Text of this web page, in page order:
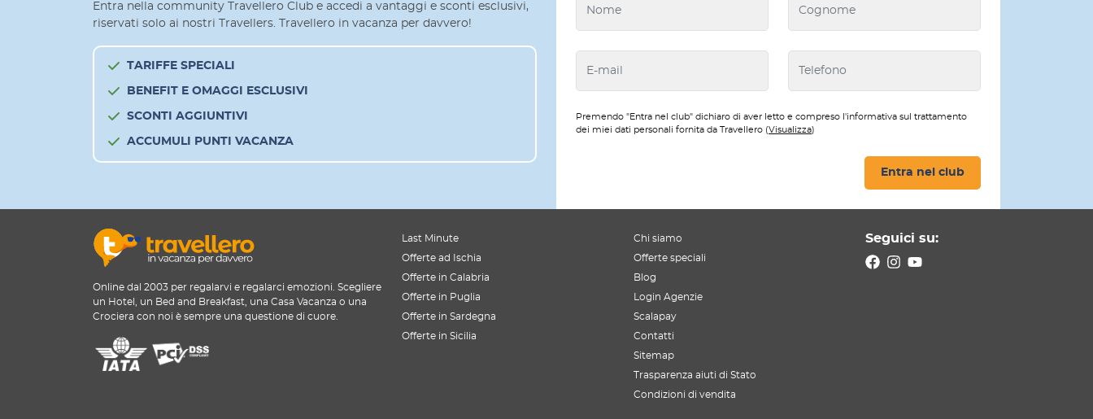
Entra nella community Travellero Club e accedi a vantaggi e sconti esclusivi,
riservati solo ai nostri Travellers. Travellero in vacanza per davvero!
TARIFFE SPECIALI
BENEFIT E OMAGGI ESCLUSIVI
SCONTI AGGIUNTIVI
ACCUMULI PUNTI VACANZA
Premendo "Entra nel club" dichiaro di aver letto e compreso l'informativa sul trattamento
dei miei dati personali fornita da Travellero (Visualizza)
Entra nel club
Online dal 2003 per regalarvi e regalarci emozioni. Scegliere
un Hotel, un Bed and Breakfast, una Casa Vacanza o una
Crociera con noi è sempre una questione di cuore.
Last Minute
Offerte ad Ischia
Offerte in Calabria
Offerte in Puglia
Offerte in Sardegna
Offerte in Sicilia
Chi siamo
Offerte speciali
Blog
Login Agenzie
Scalapay
Contatti
Sitemap
Trasparenza aiuti di Stato
Condizioni di vendita
Seguici su: